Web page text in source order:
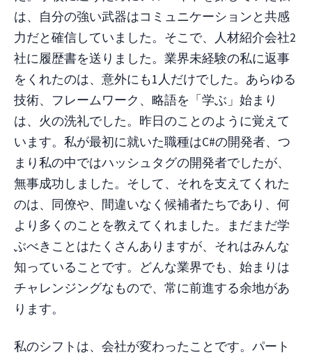
は、自分の強い武器はコミュニケーションと共感
力だと確信していました。そこで、人材紹介会社2
社に履歴書を送りました。業界未経験の私に返事
をくれたのは、意外にも1人だけでした。あらゆる
技術、フレームワーク、略語を「学ぶ」始まり
は、火の洗礼でした。昨日のことのように覚えて
います。私が最初に就いた職種はC#の開発者、つ
まり私の中ではハッシュタグの開発者でしたが、
無事成功しました。そして、それを支えてくれた
のは、同僚や、間違いなく候補者たちであり、何
より多くのことを教えてくれました。まだまだ学
ぶべきことはたくさんありますが、それはみんな
知っていることです。どんな業界でも、始まりは
チャレンジングなもので、常に前進する余地があ
ります。
私のシフトは、会社が変わったことです。パート